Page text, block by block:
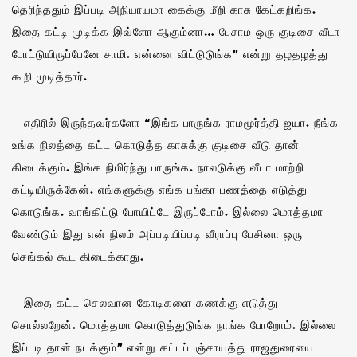
தெரிந்ததும் இப்படி அநியாயமா கைக்கு மீறி காசு கேட்கறிங்க.
இதை கட்டி முடிக்க இவ்ளோ ஆகும்னா… பேசாம ஒரு குடிசை வீடா
போட்டுயிருப்பேனே சாமி. என்னை விட்டுடுங்க” என்று தழதழத்து
கூறி முடித்தார்.
எதிரில் இருந்தவர்களோ “இங்க பாருங்க ராமமூர்த்தி ஐயா. நீங்க
உங்க நிலத்தை கட்ட கொடுத்த காசுக்கு குடிசை வீடு தான்
கிடைக்கும். இங்க நிமிர்ந்து பாருங்க. நாலடுக்கு வீடா மாற்றி
கட்டியிருக்கேன். எங்களுக்கு எங்க பங்கா பணத்தை எடுத்து
கொடுங்க. வாங்கிட்டு போயிட்டே இருப்போம். இல்லை மொத்தமா
வேண்டும் இது என் நிலம் அப்படியிப்படி வீராப்பு பேசினா ஒரு
செங்கல் கூட கிடைக்காது.
இதை கட்ட செலவான கோடிகளை கணக்கு எடுத்து
சொல்லறேன். மொத்தமா கொடுத்துடுங்க நாங்க போறோம். இல்லை
இப்படி தான் நடக்கும்” என்று கட்டப்பஞ்சாயத்து ராஜதுரையை